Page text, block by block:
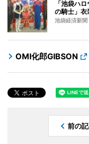
「池袋ハ
の騎士」衣
池袋経済新聞
OMI化郎GIBSON
前の